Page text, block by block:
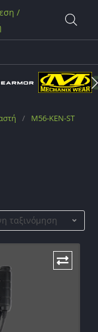
/
/ M56-KEN-ST
ταξινόμηση